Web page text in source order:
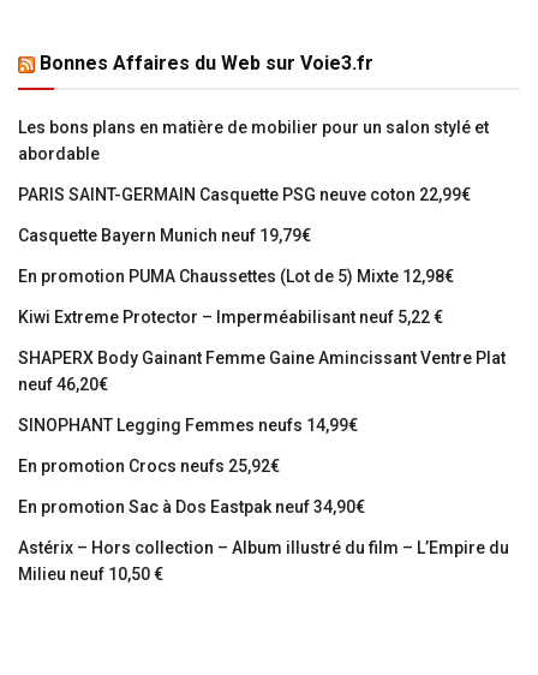
Bonnes Affaires du Web sur Voie3.fr
Les bons plans en matière de mobilier pour un salon stylé et
abordable
PARIS SAINT-GERMAIN Casquette PSG neuve coton 22,99€
Casquette Bayern Munich neuf 19,79€
En promotion PUMA Chaussettes (Lot de 5) Mixte 12,98€
Kiwi Extreme Protector – Imperméabilisant neuf 5,22 €
SHAPERX Body Gainant Femme Gaine Amincissant Ventre Plat
neuf 46,20€
SINOPHANT Legging Femmes neufs 14,99€
En promotion Crocs neufs 25,92€
En promotion Sac à Dos Eastpak neuf 34,90€
Astérix – Hors collection – Album illustré du film – L’Empire du
Milieu neuf 10,50 €